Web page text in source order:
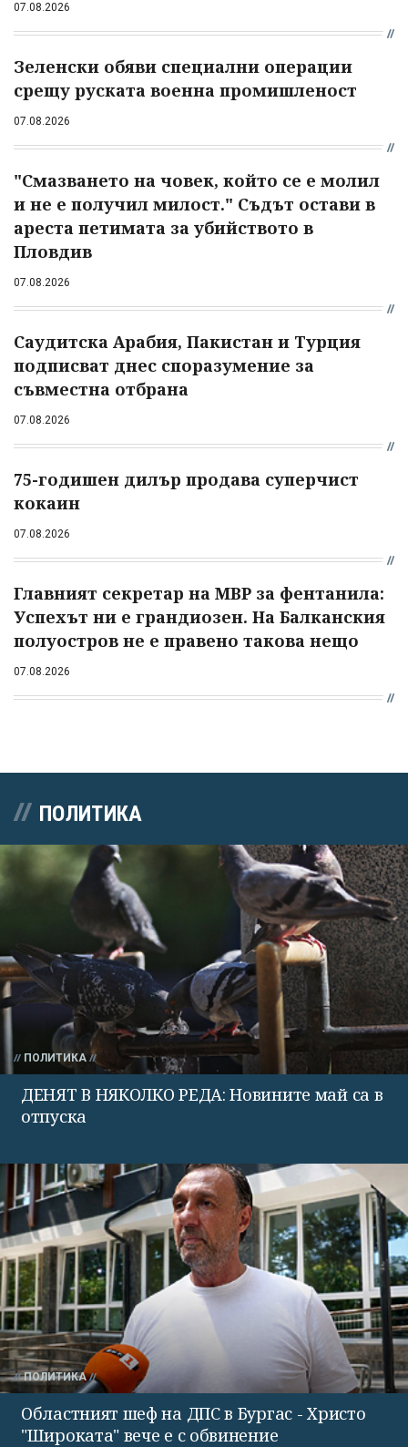
07.08.2026
Зеленски обяви специални операции
срещу руската военна промишленост
07.08.2026
"Смазването на човек, който се е молил
и не е получил милост." Съдът остави в
ареста петимата за убийството в
Пловдив
07.08.2026
Саудитска Арабия, Пакистан и Турция
подписват днес споразумение за
съвместна отбрана
07.08.2026
75-годишен дилър продава суперчист
кокаин
07.08.2026
Главният секретар на МВР за фентанила:
Успехът ни е грандиозен. На Балканския
полуостров не е правено такова нещо
07.08.2026
ПОЛИТИКА
ПОЛИТИКА
ДЕНЯТ В НЯКОЛКО РЕДА: Новините май са в
отпуска
ПОЛИТИКА
Областният шеф на ДПС в Бургас - Христо
"Широката" вече е с обвинение